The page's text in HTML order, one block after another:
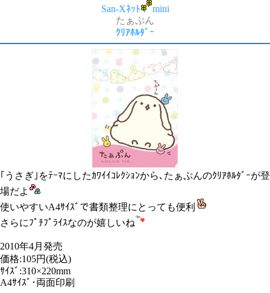
San-Xﾈｯﾄ
mini
たぁぷん
ｸﾘｱﾎﾙﾀﾞｰ
｢うさぎ｣をﾃｰﾏにしたｶﾜｲｲｺﾚｸｼｮﾝから､たぁぷんのｸﾘｱﾎﾙﾀﾞｰが登
場だよ
使いやすいA4ｻｲｽﾞで書類整理にとっても便利
さらにﾌﾟﾁﾌﾟﾗｲｽなのが嬉しいね
2010年4月発売
価格:105円(税込)
ｻｲｽﾞ:310×220mm
A4ｻｲｽﾞ･両面印刷